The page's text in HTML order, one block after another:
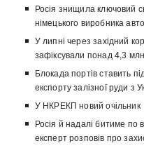
Росія знищила ключовий
німецького виробника
У липні через західний
зафіксували понад 4,3
Блокада портів ставить
експорту залізної руди з
У НКРЕКП новий очільник
Росія й надалі битиме по
експерт розповів про